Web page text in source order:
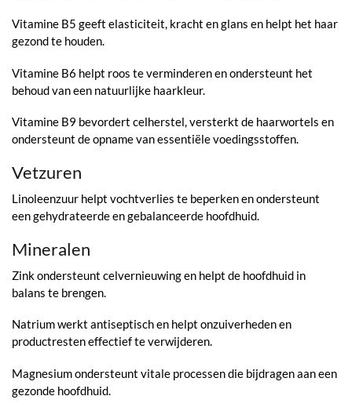
Vitamine B5 geeft elasticiteit, kracht en glans en helpt het haar
gezond te houden.
Vitamine B6 helpt roos te verminderen en ondersteunt het
behoud van een natuurlijke haarkleur.
Vitamine B9 bevordert celherstel, versterkt de haarwortels en
ondersteunt de opname van essentiële voedingsstoffen.
Vetzuren
Linoleenzuur helpt vochtverlies te beperken en ondersteunt
een gehydrateerde en gebalanceerde hoofdhuid.
Mineralen
Zink ondersteunt celvernieuwing en helpt de hoofdhuid in
balans te brengen.
Natrium werkt antiseptisch en helpt onzuiverheden en
productresten effectief te verwijderen.
Magnesium ondersteunt vitale processen die bijdragen aan een
gezonde hoofdhuid.